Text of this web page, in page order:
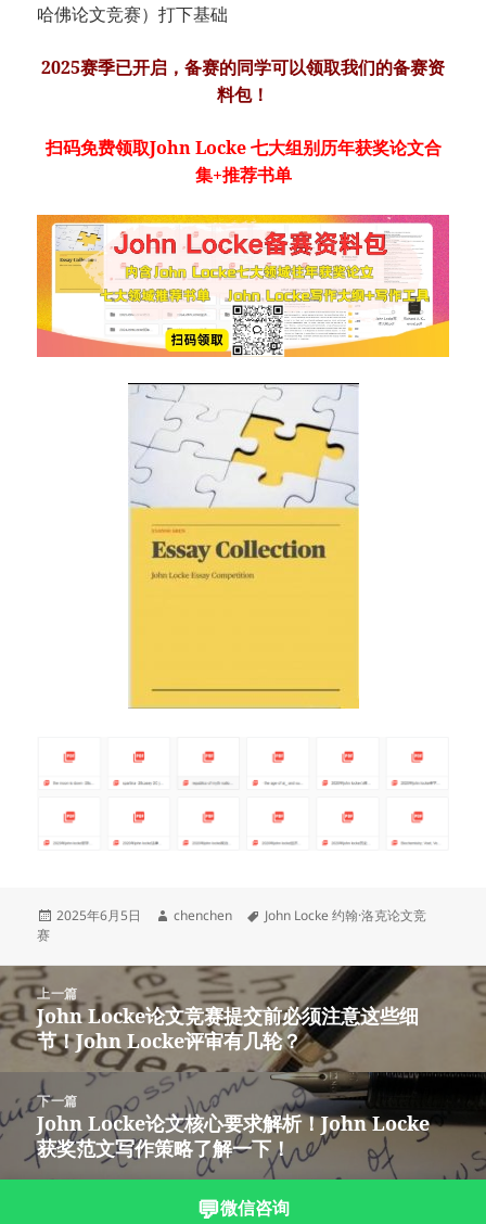
哈佛论文竞赛）打下基础
2025赛季已开启，备赛的同学可以领取我们的备赛资
料包！
扫码免费领取John Locke 七大组别历年获奖论文合
集+推荐书单
发
2025年6月5日
作
chenchen
标
John Locke 约翰·洛克论文竞
赛
文
章
导
上一篇
上
篇
文
章：
John Locke论文竞赛提交前必须注意这些细
节！John Locke评审有几轮？
下一篇
下
篇
文
John Locke论文核心要求解析！John Locke
获奖范文写作策略了解一下！
💬微信咨询